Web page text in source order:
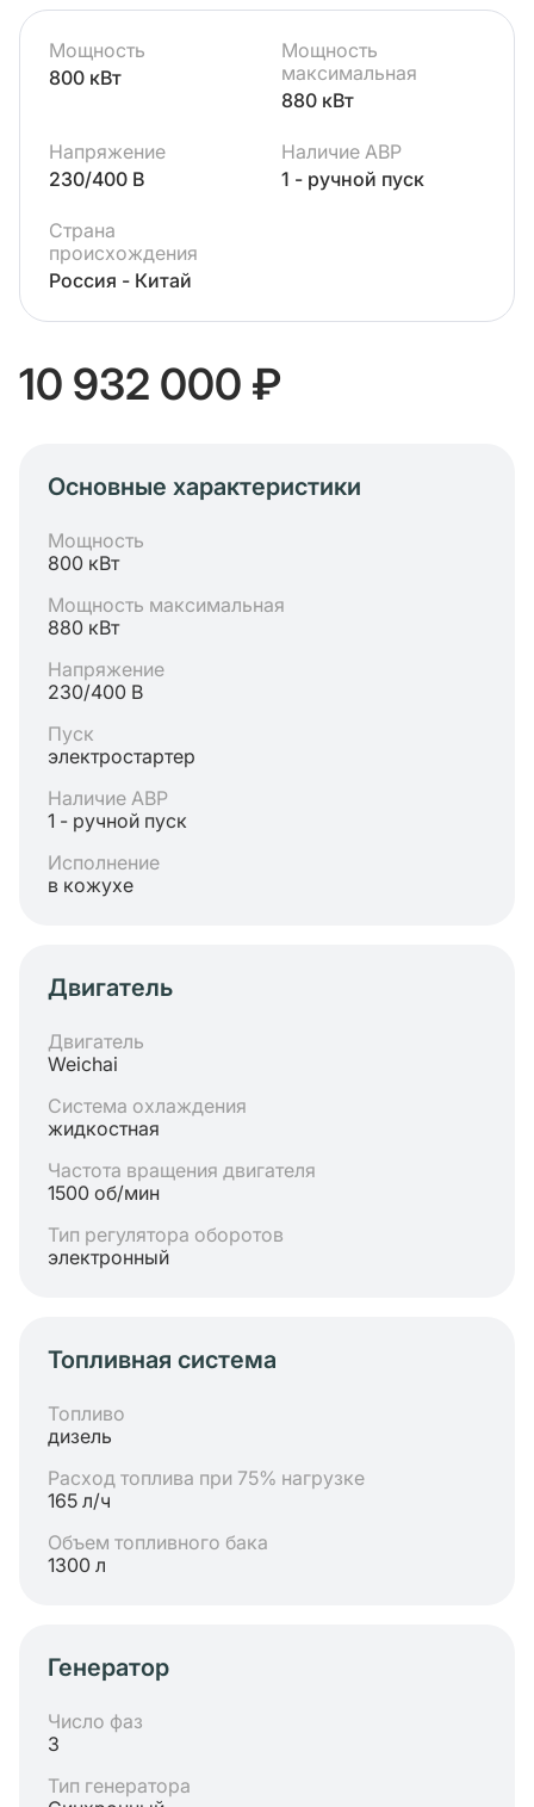
Мощность
800 кВт
Мощность
максимальная
880 кВт
Напряжение
230/400 В
Наличие АВР
1 - ручной пуск
Страна
происхождения
Россия - Китай
10 932 000 ₽
Основные характеристики
Мощность
800 кВт
Мощность максимальная
880 кВт
Напряжение
230/400 В
Пуск
электростартер
Наличие АВР
1 - ручной пуск
Исполнение
в кожухе
Двигатель
Двигатель
Weichai
Система охлаждения
жидкостная
Частота вращения двигателя
1500 об/мин
Тип регулятора оборотов
электронный
Топливная система
Топливо
дизель
Расход топлива при 75% нагрузке
165 л/ч
Объем топливного бака
1300 л
Генератор
Число фаз
3
Тип генератора